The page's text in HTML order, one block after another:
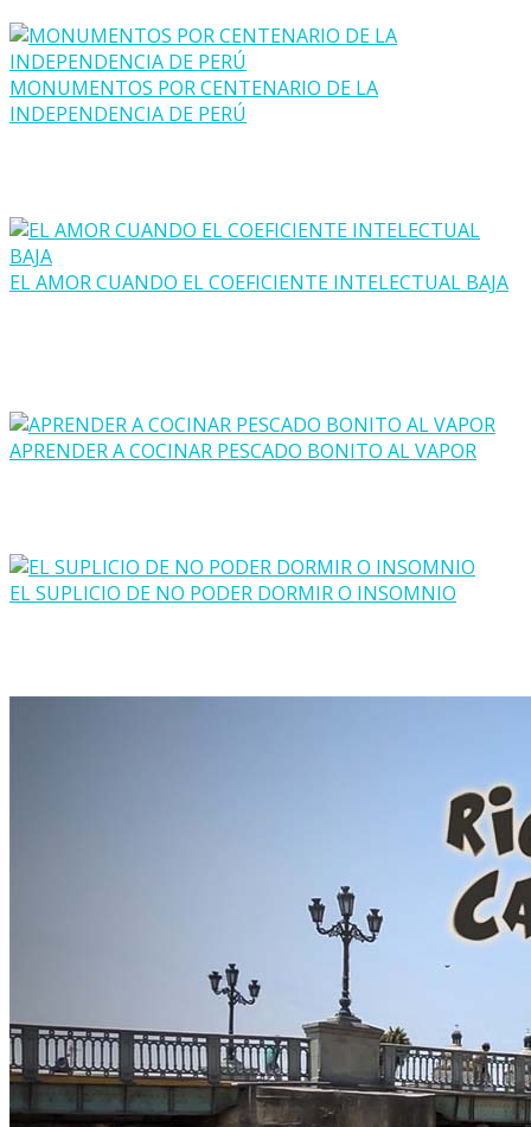
MONUMENTOS POR CENTENARIO DE LA
INDEPENDENCIA DE PERÚ
EL AMOR CUANDO EL COEFICIENTE INTELECTUAL BAJA
APRENDER A COCINAR PESCADO BONITO AL VAPOR
EL SUPLICIO DE NO PODER DORMIR O INSOMNIO